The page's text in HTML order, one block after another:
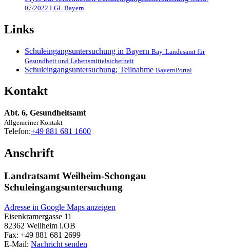
07/2022 LGL Bayern
Links
Schuleingangsuntersuchung in Bayern Bay. Landesamt für
Gesundheit und Lebensmittelsicherheit
Schuleingangsuntersuchung; Teilnahme BayernPortal
Kontakt
Abt. 6, Gesundheitsamt
Allgemeiner Kontakt
Telefon:+49 881 681 1600
Anschrift
Landratsamt Weilheim-Schongau
Schuleingangsuntersuchung
Adresse in Google Maps anzeigen
Eisenkramergasse 11
82362 Weilheim i.OB
Fax: +49 881 681 2699
E-Mail: Nachricht senden